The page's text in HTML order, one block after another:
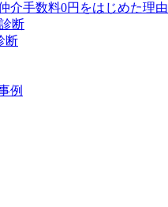
介手数料0円をはじめた理由
断
断
例